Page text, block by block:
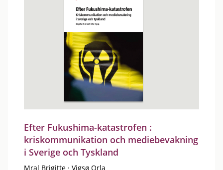
Efter Fukushima-katastrofen :
kriskommunikation och mediebevakning
i Sverige och Tyskland
Mral Brigitte · Vigsø Orla